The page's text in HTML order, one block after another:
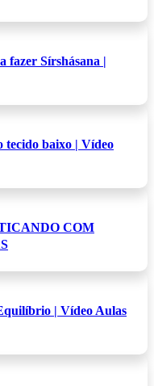
fazer Sírshásana |
tecido baixo | Vídeo
COM
| Vídeo Aulas